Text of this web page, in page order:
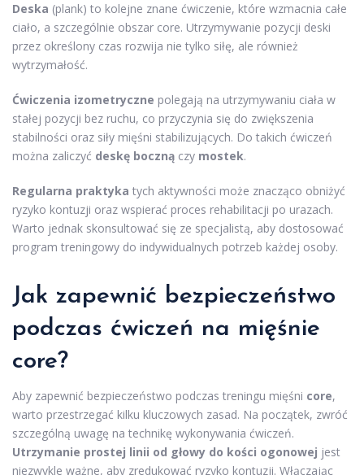
Deska (plank) to kolejne znane ćwiczenie, które wzmacnia całe
ciało, a szczególnie obszar core. Utrzymywanie pozycji deski
przez określony czas rozwija nie tylko siłę, ale również
wytrzymałość.
Ćwiczenia izometryczne polegają na utrzymywaniu ciała w
stałej pozycji bez ruchu, co przyczynia się do zwiększenia
stabilności oraz siły mięśni stabilizujących. Do takich ćwiczeń
można zaliczyć deskę boczną czy mostek.
Regularna praktyka tych aktywności może znacząco obniżyć
ryzyko kontuzji oraz wspierać proces rehabilitacji po urazach.
Warto jednak skonsultować się ze specjalistą, aby dostosować
program treningowy do indywidualnych potrzeb każdej osoby.
Jak zapewnić bezpieczeństwo
podczas ćwiczeń na mięśnie
core?
Aby zapewnić bezpieczeństwo podczas treningu mięśni core,
warto przestrzegać kilku kluczowych zasad. Na początek, zwróć
szczególną uwagę na technikę wykonywania ćwiczeń.
Utrzymanie prostej linii od głowy do kości ogonowej jest
niezwykle ważne, aby zredukować ryzyko kontuzji. Włączając